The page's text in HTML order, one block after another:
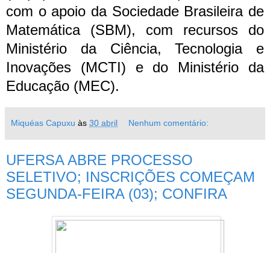
com o apoio da Sociedade Brasileira de
Matemática (SBM), com recursos do
Ministério da Ciência, Tecnologia e
Inovações (MCTI) e do Ministério da
Educação (MEC).
Miquéas Capuxu às 30 abril Nenhum comentário:
UFERSA ABRE PROCESSO
SELETIVO; INSCRIÇÕES COMEÇAM
SEGUNDA-FEIRA (03); CONFIRA